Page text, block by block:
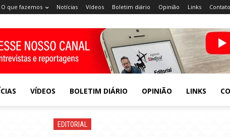
O que fazemos Notícias Vídeos Boletim diário Opinião Links Contato
VÍDEOS BOLETIM DIÁRIO OPINIÃO LINKS
EDITORIAL